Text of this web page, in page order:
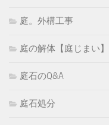
庭。外構工事
庭の解体【庭じまい】
庭石のQ&A
庭石処分